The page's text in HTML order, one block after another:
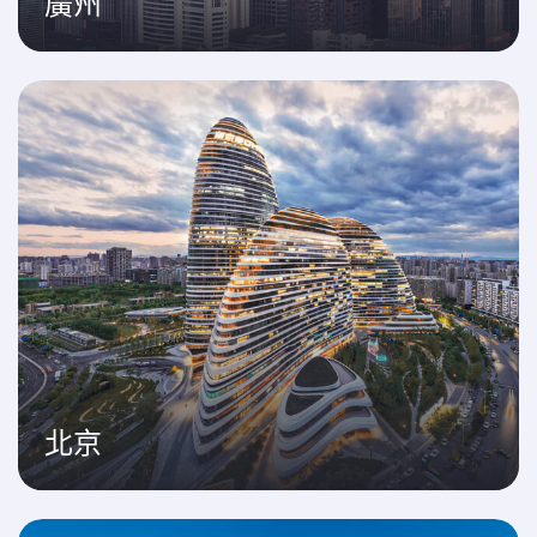
北京